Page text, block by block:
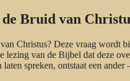
de Bruid van
Christus? Deze vraag wordt
lezing van de Bijbel dat deze
spreken, ontstaat een ander